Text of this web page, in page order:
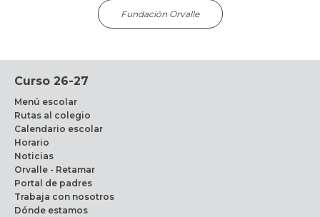
Fundación Orvalle
Curso 26-27
Menú escolar
Rutas al colegio
Calendario escolar
Horario
Noticias
Orvalle - Retamar
Portal de padres
Trabaja con nosotros
Dónde estamos